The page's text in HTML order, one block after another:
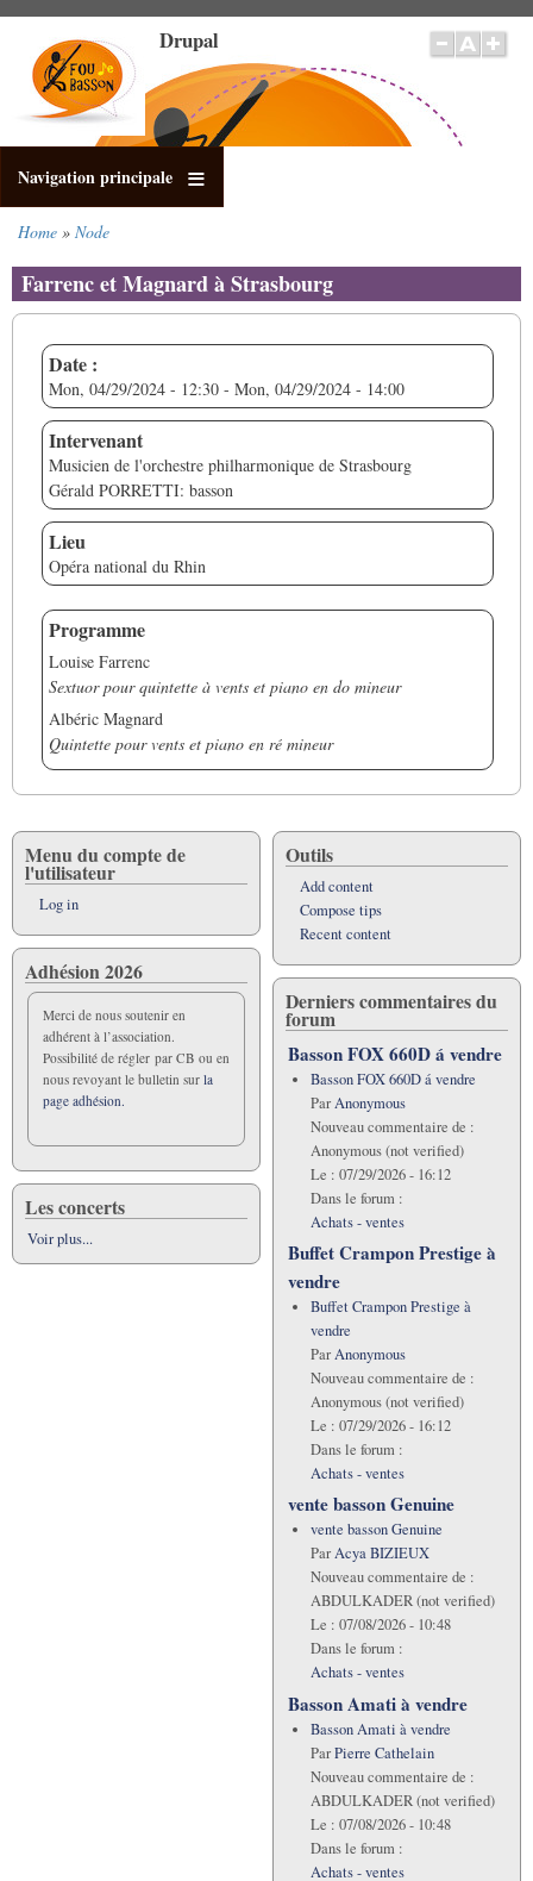
main
content
Drupal
Navigation principale
Home Node
Farrenc et Magnard à Strasbourg
Date :
Mon, 04/29/2024 - 12:30 - Mon, 04/29/2024 - 14:00
Intervenant
Musicien de l'orchestre philharmonique de Strasbourg
Gérald PORRETTI: basson
Lieu
Opéra national du Rhin
Programme
Louise Farrenc
Sextuor pour quintette à vents et piano en do mineur
Albéric Magnard
Quintette pour vents et piano en ré mineur
Menu du compte de
l'utilisateur
Log in
Adhésion 2026
Merci de nous soutenir en
adhérent à l’association.
Possibilité de régler par CB ou en
nous revoyant le bulletin sur la
page adhésion.
Les concerts
Voir plus...
Outils
Add content
Compose tips
Recent content
Derniers commentaires du
forum
Basson FOX 660D á vendre
Basson FOX 660D á vendre
ParAnonymous
Nouveau commentaire de :
Anonymous (not verified)
Le : 07/29/2026 - 16:12
Dans le forum :
Achats - ventes
Buffet Crampon Prestige à
vendre
Buffet Crampon Prestige à
vendre
ParAnonymous
Nouveau commentaire de :
Anonymous (not verified)
Le : 07/29/2026 - 16:12
Dans le forum :
Achats - ventes
vente basson Genuine
vente basson Genuine
ParAcya BIZIEUX
Nouveau commentaire de :
ABDULKADER (not verified)
Le : 07/08/2026 - 10:48
Dans le forum :
Achats - ventes
Basson Amati à vendre
Basson Amati à vendre
ParPierre Cathelain
Nouveau commentaire de :
ABDULKADER (not verified)
Le : 07/08/2026 - 10:48
Dans le forum :
Achats - ventes